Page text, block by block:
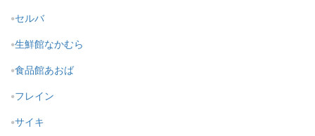
セルバ
生鮮館なかむら
食品館あおば
フレイン
サイキ